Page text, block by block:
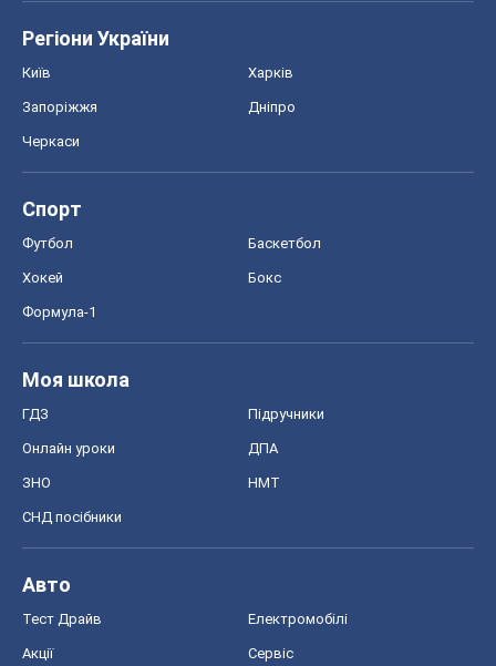
Регіони України
Київ Харків
Запоріжжя Дніпро
Черкаси
Спорт
Футбол Баскетбол
Хокей Бокс
Формула-1
Моя школа
ГДЗ Підручники
Онлайн уроки ДПА
ЗНО НМТ
СНД посібники
Авто
Тест Драйв Електромобілі
Акції Сервіс